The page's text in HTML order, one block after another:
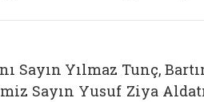
Sayın Yılmaz Tunç,
Sayın Yusuf Ziya